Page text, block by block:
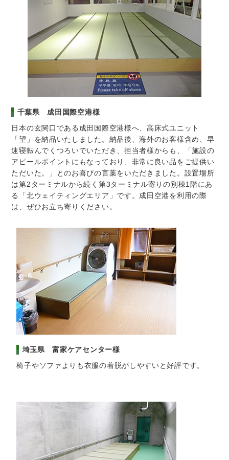
千葉県 成田国際空港様
日本の玄関口である成田国際空港様へ、高床式ユニット
「望」を納品いたしました。納品後、海外のお客様含め、早
速寝転んでくつろいでいただき、担当者様からも、「施設の
アピールポイントにもなっており、非常に良い品をご提供い
ただいた。」とのお喜びの言葉をいただきました。設置場所
は第2ターミナルから続く第3ターミナル寄りの別棟1階にあ
る「北ウェイティングエリア」です。成田空港を利用の際
は、ぜひお立ち寄りください。
埼玉県 富家ケアセンター様
椅子やソファよりも衣服の着脱がしやすいと好評です。